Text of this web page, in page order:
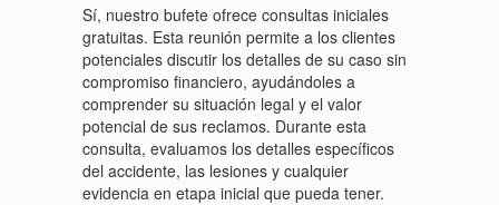
Sí, nuestro bufete ofrece consultas iniciales
gratuitas. Esta reunión permite a los clientes
potenciales discutir los detalles de su caso sin
compromiso financiero, ayudándoles a
comprender su situación legal y el valor
potencial de sus reclamos. Durante esta
consulta, evaluamos los detalles específicos
del accidente, las lesiones y cualquier
evidencia en etapa inicial que pueda tener.